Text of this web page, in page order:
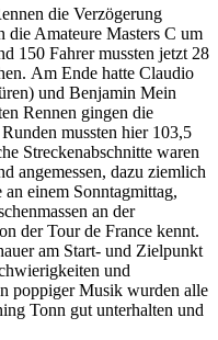
die Verzögerung
die Amateure Masters C um
150 Fahrer mussten jetzt 28
Am Ende hatte Claudio
und Benjamin Mein
Rennen gingen die
mussten hier 103,5
Streckenabschnitte waren
angemessen, dazu ziemlich
einem Sonntagmittag,
an der
der Tour de France kennt.
am Start- und Zielpunkt
und
poppiger Musik wurden alle
Tonn gut unterhalten und